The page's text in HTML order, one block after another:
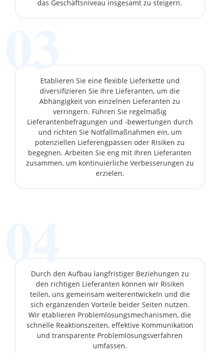
das Geschäftsniveau insgesamt zu steigern.
Etablieren Sie eine flexible Lieferkette und
diversifizieren Sie Ihre Lieferanten, um die
Abhängigkeit von einzelnen Lieferanten zu
verringern. Führen Sie regelmäßig
Lieferantenbefragungen und -bewertungen durch
und richten Sie Notfallmaßnahmen ein, um
potenziellen Lieferengpässen oder Risiken zu
begegnen. Arbeiten Sie eng mit Ihren Lieferanten
zusammen, um kontinuierliche Verbesserungen zu
erzielen.
Durch den Aufbau langfristiger Beziehungen zu
den richtigen Lieferanten können wir Risiken
teilen, uns gemeinsam weiterentwickeln und die
sich ergänzenden Vorteile beider Seiten nutzen.
Wir etablieren Problemlösungsmechanismen, die
schnelle Reaktionszeiten, effektive Kommunikation
und transparente Problemlösungsverfahren
umfassen.